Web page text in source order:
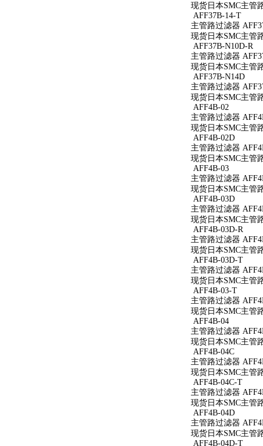
现货日本SMC主管
AFF37B-14-T
主管路过滤器
现货日本SMC主管
AFF37B-N10D-R
主管路过滤器
现货日本SMC主管
AFF37B-N14D
主管路过滤器
现货日本SMC主管
AFF4B-02
主管路过滤器
现货日本SMC主管
AFF4B-02D
主管路过滤器
现货日本SMC主管
AFF4B-03
主管路过滤器
现货日本SMC主管
AFF4B-03D
主管路过滤器
现货日本SMC主管
AFF4B-03D-R
主管路过滤器
现货日本SMC主管
AFF4B-03D-T
主管路过滤器
现货日本SMC主管
AFF4B-03-T
主管路过滤器
现货日本SMC主管
AFF4B-04
主管路过滤器
现货日本SMC主管
AFF4B-04C
主管路过滤器
现货日本SMC主管
AFF4B-04C-T
主管路过滤器
现货日本SMC主管
AFF4B-04D
主管路过滤器
现货日本SMC主管
AFF4B-04D-T